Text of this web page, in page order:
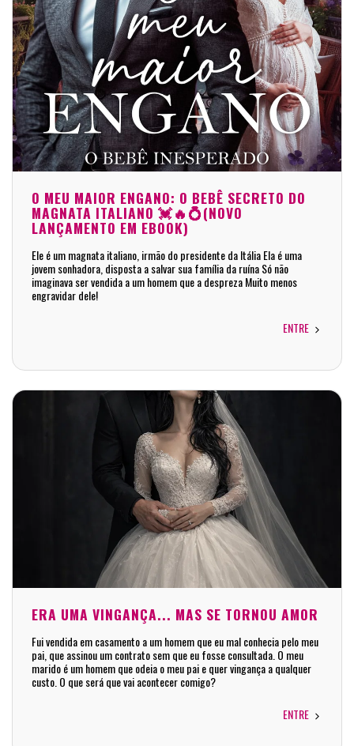
O MEU MAIOR ENGANO: O BEBÊ SECRETO DO
MAGNATA ITALIANO 💓🔥💍(NOVO
LANÇAMENTO EM EBOOK)
Ele é um magnata italiano, irmão do presidente da Itália Ela é uma
jovem sonhadora, disposta a salvar sua família da ruína Só não
imaginava ser vendida a um homem que a despreza Muito menos
engravidar dele!
ENTRE
ERA UMA VINGANÇA... MAS SE TORNOU AMOR
Fui vendida em casamento a um homem que eu mal conhecia pelo meu
pai, que assinou um contrato sem que eu fosse consultada. O meu
marido é um homem que odeia o meu pai e quer vingança a qualquer
custo. O que será que vai acontecer comigo?
ENTRE